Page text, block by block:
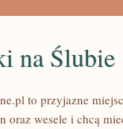
na Ślubie
to przyjazne
oraz wesele i chcą